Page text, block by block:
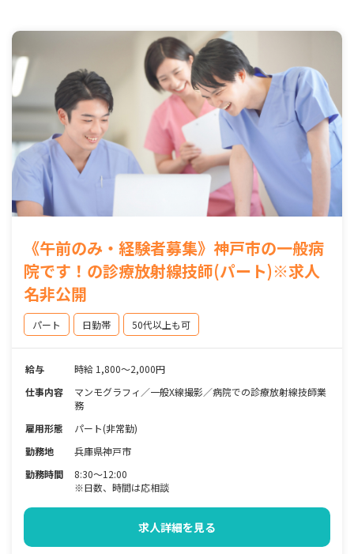
《午前のみ・経験者募集》神戸市の一般病
院です！の診療放射線技師(パート)※求人
名非公開
パート 日勤帯 50代以上も可
給与
時給 1,800～2,000円
仕事内容
マンモグラフィ／一般X線撮影／病院での診療放射線技師業
務
雇用形態
パート(非常勤)
勤務地
兵庫県神戸市
勤務時間
8:30～12:00
※日数、時間は応相談
求人詳細を見る